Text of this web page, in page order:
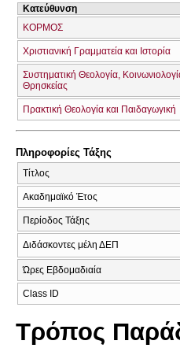
Κατεύθυνση
ΚΟΡΜΟΣ
Χριστιανική Γραμματεία και Ιστορία
Συστηματική Θεολογία,
Θρησκείας
Πρακτική Θεολογία και Παιδαγωγική
Πληροφορίες Τάξης
Τίτλος
Ακαδημαϊκό Έτος
Περίοδος Τάξης
Διδάσκοντες μέλη ΔΕΠ
Ώρες Εβδομαδιαία
Class ID
Τρόπος